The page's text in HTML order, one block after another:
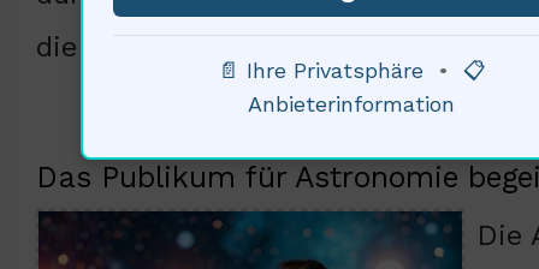
die breite Öffentlichkeit in die
Das Publikum für Astronomie
Die
📄 Ihre Privatsphäre • 📋
Anbieterinformation